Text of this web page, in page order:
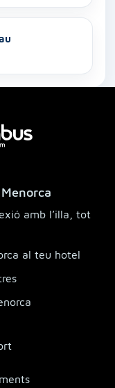
amb l’illa, tot
al teu hotel